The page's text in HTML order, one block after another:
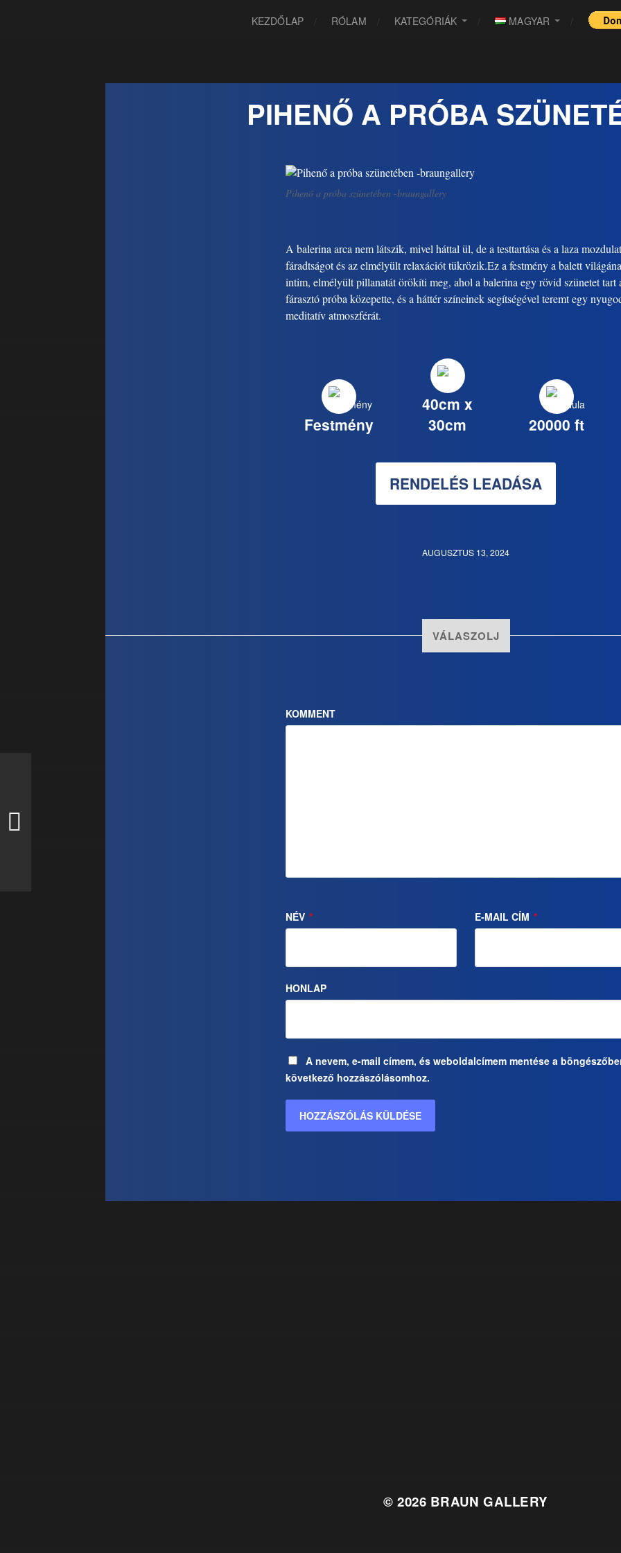
KEZDŐLAP RÓLAM KATEGÓRIÁK MAGYAR
PIHENŐ A PRÓBA
Pihenő a próba szünetében -braungallery
A balerina arca nem látszik, mivel háttal ül, de a testtartása és a laza
fáradtságot és az elmélyült relaxációt tükrözik.Ez a festmény a balett
intim, elmélyült pillanatát örökíti meg, ahol a balerina egy rövid szünetet tart
fárasztó próba közepette, és a háttér színeinek segítségével teremt egy
meditatív atmoszférát.
Festmény
40cm x
30cm
20000 ft
RENDELÉS LEADÁSA
AUGUSZTUS 13, 2024
VÁLASZOLJ
KOMMENT
NÉV * E-MAIL CÍM *
HONLAP
A nevem, e-mail címem, és weboldalcímem mentése a
következő hozzászólásomhoz.
© 2026 BRAUN GALLERY